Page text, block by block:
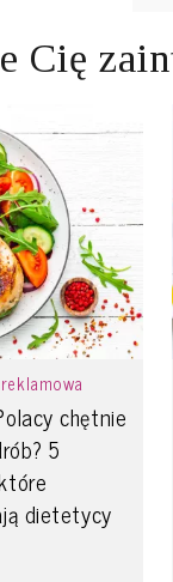
Cię
chętnie
5
dietetycy